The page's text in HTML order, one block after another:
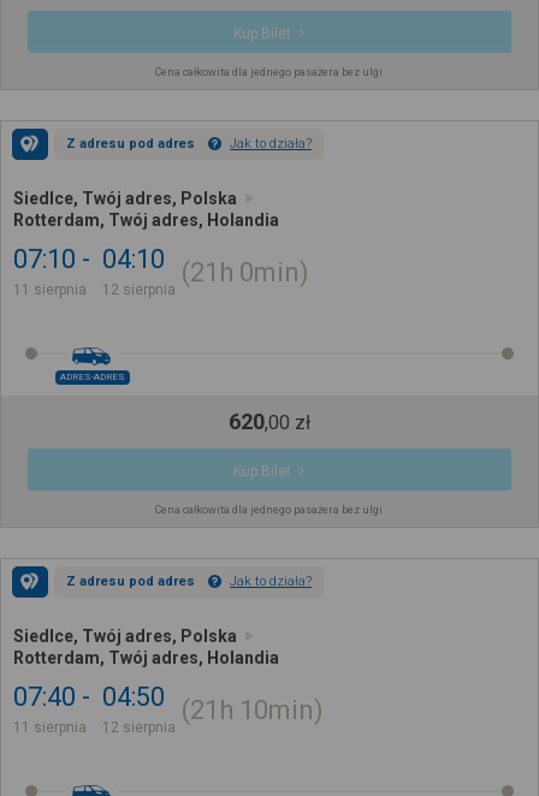
Kup Bilet
Cena całkowita dla jednego pasażera bez ulgi
Z adresu pod adres Jak to działa?
Siedlce, Twój adres, Polska
Rotterdam, Twój adres, Holandia
07:10
11 sierpnia
04:10
12 sierpnia
21h 0min
ADRES-ADRES
620,00 zł
Kup Bilet
Cena całkowita dla jednego pasażera bez ulgi
Z adresu pod adres Jak to działa?
Siedlce, Twój adres, Polska
Rotterdam, Twój adres, Holandia
07:40
11 sierpnia
04:50
12 sierpnia
21h 10min